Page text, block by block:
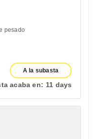
pesado
A la subasta
acaba en: 11 days